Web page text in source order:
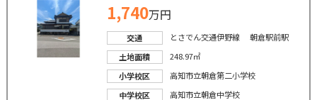
1,740万円
交通
とさでん交通伊野線 朝倉駅前駅
土地面積
248.97㎡
小学校区
高知市立朝倉第二小学校
中学校区
高知市立朝倉中学校